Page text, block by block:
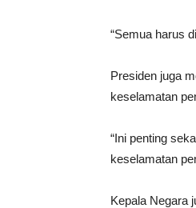
“Semua harus
Presiden juga
keselamatan
“Ini penting
keselamatan
Kepala Negara